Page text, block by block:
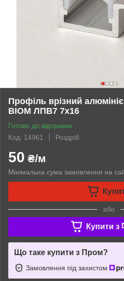
Профіль врізний
BIOM ЛПВ7 7х16
Готово до відправки
Код: 14961
Роздріб
50 ₴/м
Мінімальна сума замовлення на
або
Купити з
Що таке купити з Пром?
Замовлення під захистом